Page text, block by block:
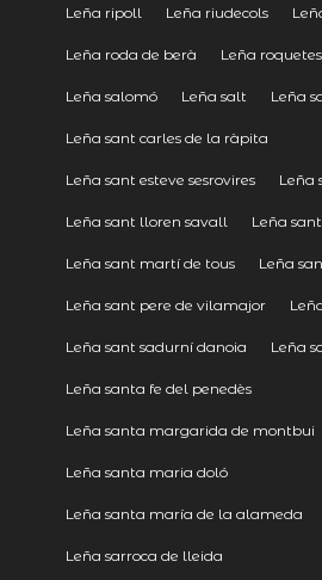
Leña ripoll Leña riudecols
Leña roda de berà Leña roquetes
Leña salomó Leña salt Leña
Leña sant carles de la ràpita
Leña sant esteve sesrovires Leña
Leña sant lloren savall Leña
Leña sant martí de tous Leña
Leña sant pere de vilamajor
Leña sant sadurní danoia Leña
Leña santa fe del penedès
Leña santa margarida de montbui
Leña santa maria doló
Leña santa maría de la alameda
Leña sarroca de lleida